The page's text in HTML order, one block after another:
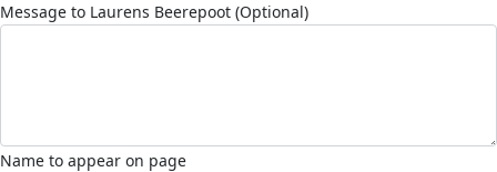
Message to Laurens Beerepoot (Optional)
Name to appear on page